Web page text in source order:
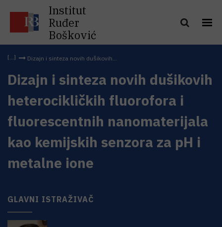
Institut
Ruđer
Bošković
Dizajn i sinteza novih dušikovih...
Dizajn i sinteza novih dušikovih
heterocikličkih fluorofora i
fluorescentnih nanomaterijala
kao kemijskih senzora za pH i
metalne ione
GLAVNI ISTRAŽIVAČ